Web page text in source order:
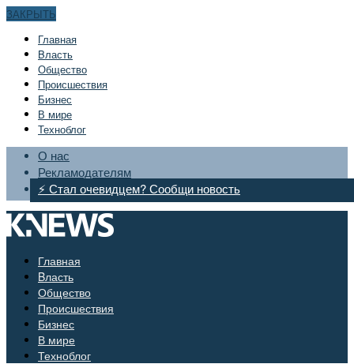
ЗАКРЫТЬ
Главная
Bласть
Общество
Происшествия
Бизнес
В мире
Техноблог
О нас
Рекламодателям
⚡ Стал очевидцем? Сообщи новость
Главная
Bласть
Общество
Происшествия
Бизнес
В мире
Техноблог